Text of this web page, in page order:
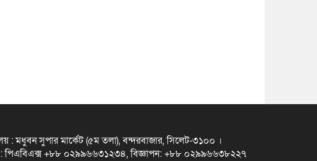
: মধুবন সুপার মার্কেট (৫ম তলা), বন্দরবাজার, সিলেট-৩১০০ ।
পিএবিএক্স +৮৮ ০২৯৯৬৬৩১২৩৪, বিজ্ঞাপন: +৮৮ ০২৯৯৬৬৩৮২২৭